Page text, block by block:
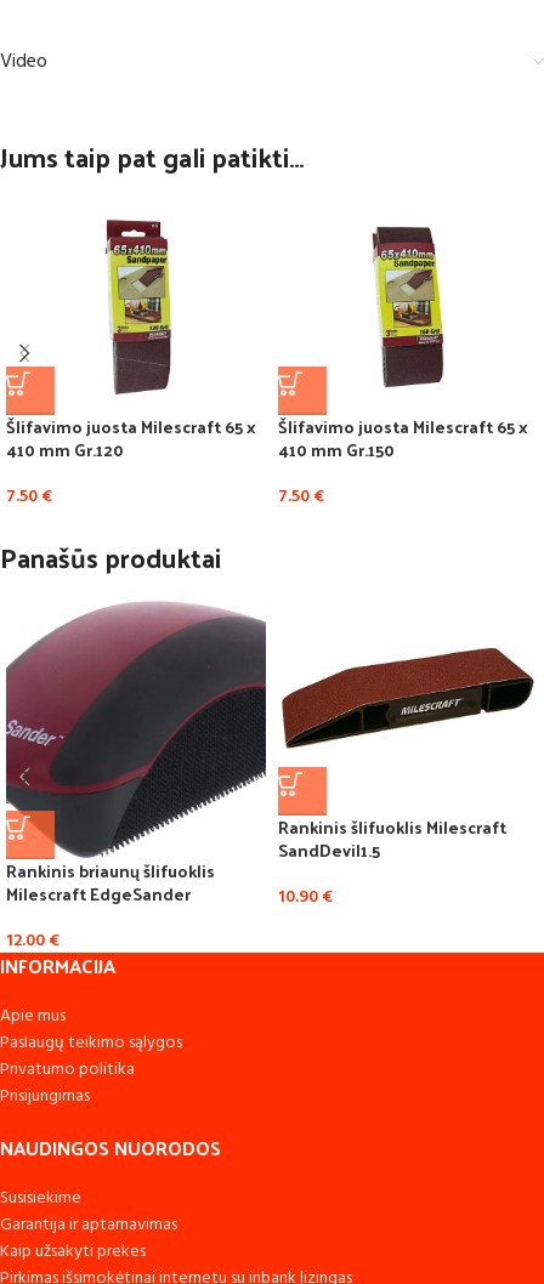
Video
Jums taip pat gali patikti…
Šlifavimo juosta Milescraft 65 x
410 mm Gr.120
7.50€
Šlifavimo juosta Milescraft 65 x
410 mm Gr.150
7.50€
Panašūs produktai
Rankinis briaunų šlifuoklis
Milescraft EdgeSander
12.00€
Rankinis šlifuoklis Milescraft
SandDevil1.5
10.90€
INFORMACIJA
Apie mus
Paslaugų teikimo sąlygos
Privatumo politika
Prisijungimas
NAUDINGOS NUORODOS
Susisiekime
Garantija ir aptarnavimas
Kaip užsakyti prekes